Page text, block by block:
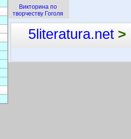
Викторина по
творчеству Гоголя
5literatura.net >